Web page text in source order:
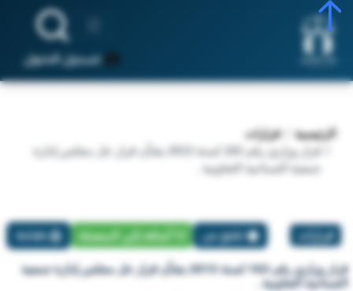
تسجيل الدخول
الرئيسية
قرارات
قرار وزاري رقم 163 لسنة 2013 بشأن قرار حل مجلس إدارة
جمعية الصباحية التعاونية .
قرارات تبليغ عن أضافة إلي المفضلة طباعة
قرار وزاري رقم 163 لسنة 2013 بشأن قرار حل مجلس إدارة جمعية
الصباحية التعاونية .